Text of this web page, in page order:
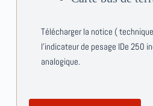
Télécharger la notice (
l’indicateur de pesage IDe 250
analogique.